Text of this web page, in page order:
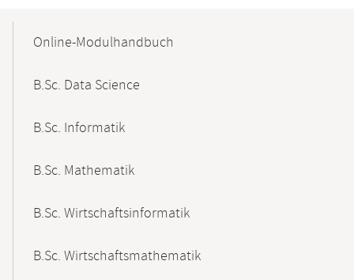
NavigationOnline-Modulhandbuch
B.Sc. Data Science
B.Sc. Informatik
B.Sc. Mathematik
B.Sc. Wirtschaftsinformatik
B.Sc. Wirtschaftsmathematik